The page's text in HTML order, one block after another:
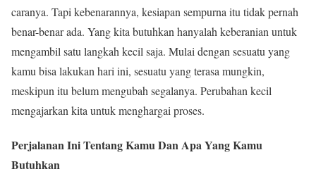
caranya. Tapi kebenarannya, kesiapan sempurna itu tidak pernah
benar-benar ada. Yang kita butuhkan hanyalah keberanian untuk
mengambil satu langkah kecil saja. Mulai dengan sesuatu yang
kamu bisa lakukan hari ini, sesuatu yang terasa mungkin,
meskipun itu belum mengubah segalanya. Perubahan kecil
mengajarkan kita untuk menghargai proses.
Perjalanan Ini Tentang Kamu Dan Apa Yang Kamu
Butuhkan